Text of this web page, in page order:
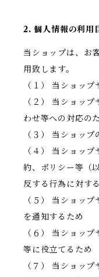
2. 個人情報の利用
当ショップは、お
用致します。
（１） 当ショッ
（２） 当ショッ
わせ等への対応の
（３） 当ショッ
（４） 当ショッ
約、ポリシー等（
反する行為に対す
（５） 当ショッ
を通知するため
（６） 当ショッ
等に役立てるため
（７） 当ショッ